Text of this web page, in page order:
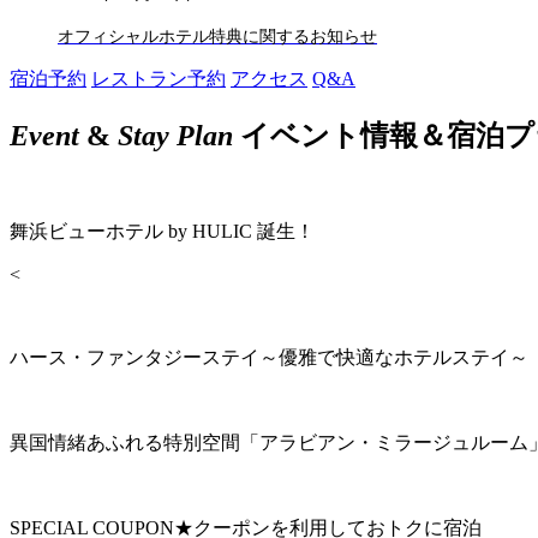
オフィシャルホテル特典に関するお知らせ
宿泊予約 レストラン予約 アクセス Q&A
Event& Stay Plan イベント情報＆宿泊
舞浜ビューホテル by HULIC 誕生！
<
ハース・ファンタジーステイ～優雅で快適なホテルステイ～
異国情緒あふれる特別空間「アラビアン・ミラージュルーム
SPECIAL COUPON★クーポンを利用しておトクに宿泊